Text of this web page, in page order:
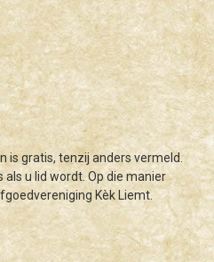
is gratis, tenzij anders vermeld.
u lid wordt. Op die manier
Kèk Liemt.